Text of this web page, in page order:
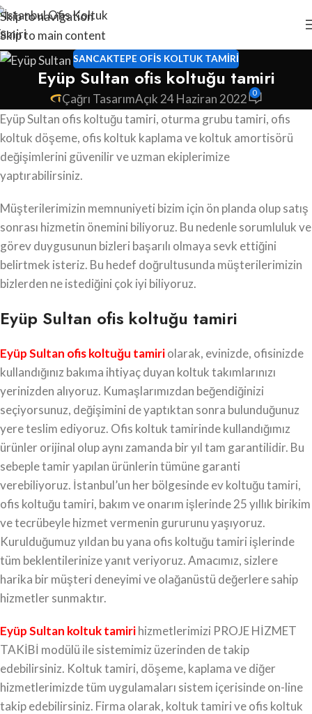
Skip to navigation
Skip to main content
SANCAKTEPE OFIS KOLTUK TAMIRI
Eyüp Sultan ofis koltuğu tamiri
Çağrı TasarımAçık 24 Haziran 2022 0
Eyüp Sultan ofis koltuğu tamiri, oturma grubu tamiri, ofis
koltuk döşeme, ofis koltuk kaplama ve koltuk amortisörü
değişimlerini güvenilir ve uzman ekiplerimize
yaptırabilirsiniz.
Müşterilerimizin memnuniyeti bizim için ön planda olup satış
sonrası hizmetin önemini biliyoruz. Bu nedenle sorumluluk ve
görev duygusunun bizleri başarılı olmaya sevk ettiğini
belirtmek isteriz. Bu hedef doğrultusunda müşterilerimizin
bizlerden ne istediğini çok iyi biliyoruz.
Eyüp Sultan ofis koltuğu tamiri
Eyüp Sultan ofis koltuğu tamiriolarak, evinizde, ofisinizde
kullandığınız bakıma ihtiyaç duyan koltuk takımlarınızı
yerinizden alıyoruz. Kumaşlarımızdan beğendiğinizi
seçiyorsunuz, değişimini de yaptıktan sonra bulunduğunuz
yere teslim ediyoruz. Ofis koltuk tamirinde kullandığımız
ürünler orijinal olup aynı zamanda bir yıl tam garantilidir. Bu
sebeple tamir yapılan ürünlerin tümüne garanti
verebiliyoruz. İstanbul’un her bölgesinde ev koltuğu tamiri,
ofis koltuğu tamiri, bakım ve onarım işlerinde 25 yıllık birikim
ve tecrübeyle hizmet vermenin gururunu yaşıyoruz.
Kurulduğumuz yıldan bu yana ofis koltuğu tamiri işlerinde
tüm beklentilerinize yanıt veriyoruz. Amacımız, sizlere
harika bir müşteri deneyimi ve olağanüstü değerlere sahip
hizmetler sunmaktır.
Eyüp Sultan koltuk tamirihizmetlerimizi PROJE HİZMET
TAKİBİ modülü ile sistemimiz üzerinden de takip
edebilirsiniz. Koltuk tamiri, döşeme, kaplama ve diğer
hizmetlerimizde tüm uygulamaları sistem içerisinde on-line
takip edebilirsiniz. Firma olarak, koltuk tamiri ve ofis koltuk